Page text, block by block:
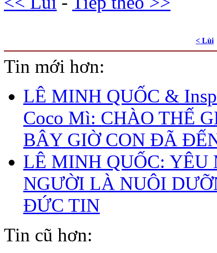
< Lùi
Tin mới hơn:
LÊ MINH QUỐC &
Coco Mì: CHÀO THẾ
BÂY GIỜ CON ĐÃ
LÊ MINH QUỐC: YÊU
NGƯỜI LÀ NUÔI
ĐỨC TIN
Tin cũ hơn: